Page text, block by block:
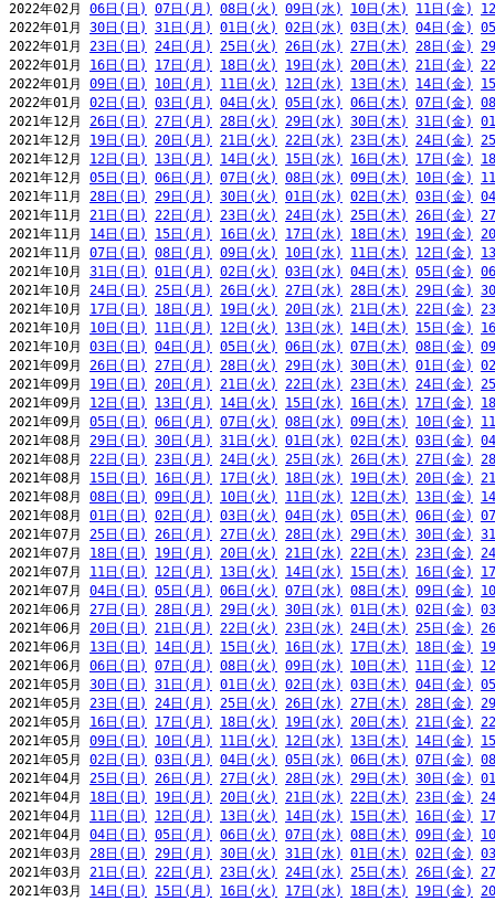
2022年02月 06日(日) 07日(月) 08日(火) 09日(水) 10日(木) 11日(金)
2022年01月 30日(日) 31日(月) 01日(火) 02日(水) 03日(木) 04日(金)
2022年01月 23日(日) 24日(月) 25日(火) 26日(水) 27日(木) 28日(金)
2022年01月 16日(日) 17日(月) 18日(火) 19日(水) 20日(木) 21日(金)
2022年01月 09日(日) 10日(月) 11日(火) 12日(水) 13日(木) 14日(金)
2022年01月 02日(日) 03日(月) 04日(火) 05日(水) 06日(木) 07日(金)
2021年12月 26日(日) 27日(月) 28日(火) 29日(水) 30日(木) 31日(金)
2021年12月 19日(日) 20日(月) 21日(火) 22日(水) 23日(木) 24日(金)
2021年12月 12日(日) 13日(月) 14日(火) 15日(水) 16日(木) 17日(金)
2021年12月 05日(日) 06日(月) 07日(火) 08日(水) 09日(木) 10日(金)
2021年11月 28日(日) 29日(月) 30日(火) 01日(水) 02日(木) 03日(金)
2021年11月 21日(日) 22日(月) 23日(火) 24日(水) 25日(木) 26日(金)
2021年11月 14日(日) 15日(月) 16日(火) 17日(水) 18日(木) 19日(金)
2021年11月 07日(日) 08日(月) 09日(火) 10日(水) 11日(木) 12日(金)
2021年10月 31日(日) 01日(月) 02日(火) 03日(水) 04日(木) 05日(金)
2021年10月 24日(日) 25日(月) 26日(火) 27日(水) 28日(木) 29日(金)
2021年10月 17日(日) 18日(月) 19日(火) 20日(水) 21日(木) 22日(金)
2021年10月 10日(日) 11日(月) 12日(火) 13日(水) 14日(木) 15日(金)
2021年10月 03日(日) 04日(月) 05日(火) 06日(水) 07日(木) 08日(金)
2021年09月 26日(日) 27日(月) 28日(火) 29日(水) 30日(木) 01日(金)
2021年09月 19日(日) 20日(月) 21日(火) 22日(水) 23日(木) 24日(金)
2021年09月 12日(日) 13日(月) 14日(火) 15日(水) 16日(木) 17日(金)
2021年09月 05日(日) 06日(月) 07日(火) 08日(水) 09日(木) 10日(金)
2021年08月 29日(日) 30日(月) 31日(火) 01日(水) 02日(木) 03日(金)
2021年08月 22日(日) 23日(月) 24日(火) 25日(水) 26日(木) 27日(金)
2021年08月 15日(日) 16日(月) 17日(火) 18日(水) 19日(木) 20日(金)
2021年08月 08日(日) 09日(月) 10日(火) 11日(水) 12日(木) 13日(金)
2021年08月 01日(日) 02日(月) 03日(火) 04日(水) 05日(木) 06日(金)
2021年07月 25日(日) 26日(月) 27日(火) 28日(水) 29日(木) 30日(金)
2021年07月 18日(日) 19日(月) 20日(火) 21日(水) 22日(木) 23日(金)
2021年07月 11日(日) 12日(月) 13日(火) 14日(水) 15日(木) 16日(金)
2021年07月 04日(日) 05日(月) 06日(火) 07日(水) 08日(木) 09日(金)
2021年06月 27日(日) 28日(月) 29日(火) 30日(水) 01日(木) 02日(金)
2021年06月 20日(日) 21日(月) 22日(火) 23日(水) 24日(木) 25日(金)
2021年06月 13日(日) 14日(月) 15日(火) 16日(水) 17日(木) 18日(金)
2021年06月 06日(日) 07日(月) 08日(火) 09日(水) 10日(木) 11日(金)
2021年05月 30日(日) 31日(月) 01日(火) 02日(水) 03日(木) 04日(金)
2021年05月 23日(日) 24日(月) 25日(火) 26日(水) 27日(木) 28日(金)
2021年05月 16日(日) 17日(月) 18日(火) 19日(水) 20日(木) 21日(金)
2021年05月 09日(日) 10日(月) 11日(火) 12日(水) 13日(木) 14日(金)
2021年05月 02日(日) 03日(月) 04日(火) 05日(水) 06日(木) 07日(金)
2021年04月 25日(日) 26日(月) 27日(火) 28日(水) 29日(木) 30日(金)
2021年04月 18日(日) 19日(月) 20日(火) 21日(水) 22日(木) 23日(金)
2021年04月 11日(日) 12日(月) 13日(火) 14日(水) 15日(木) 16日(金)
2021年04月 04日(日) 05日(月) 06日(火) 07日(水) 08日(木) 09日(金)
2021年03月 28日(日) 29日(月) 30日(火) 31日(水) 01日(木) 02日(金)
2021年03月 21日(日) 22日(月) 23日(火) 24日(水) 25日(木) 26日(金)
2021年03月 14日(日) 15日(月) 16日(火) 17日(水) 18日(木) 19日(金)